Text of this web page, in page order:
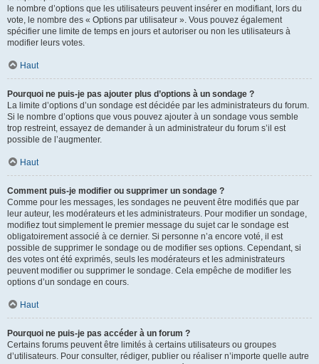
le nombre d’options que les utilisateurs peuvent insérer en modifiant, lors du
vote, le nombre des « Options par utilisateur ». Vous pouvez également
spécifier une limite de temps en jours et autoriser ou non les utilisateurs à
modifier leurs votes.
Haut
Pourquoi ne puis-je pas ajouter plus d’options à un sondage ?
La limite d’options d’un sondage est décidée par les administrateurs du forum.
Si le nombre d’options que vous pouvez ajouter à un sondage vous semble
trop restreint, essayez de demander à un administrateur du forum s’il est
possible de l’augmenter.
Haut
Comment puis-je modifier ou supprimer un sondage ?
Comme pour les messages, les sondages ne peuvent être modifiés que par
leur auteur, les modérateurs et les administrateurs. Pour modifier un sondage,
modifiez tout simplement le premier message du sujet car le sondage est
obligatoirement associé à ce dernier. Si personne n’a encore voté, il est
possible de supprimer le sondage ou de modifier ses options. Cependant, si
des votes ont été exprimés, seuls les modérateurs et les administrateurs
peuvent modifier ou supprimer le sondage. Cela empêche de modifier les
options d’un sondage en cours.
Haut
Pourquoi ne puis-je pas accéder à un forum ?
Certains forums peuvent être limités à certains utilisateurs ou groupes
d’utilisateurs. Pour consulter, rédiger, publier ou réaliser n’importe quelle autre